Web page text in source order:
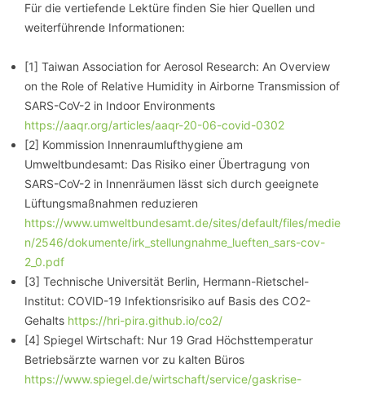
Für die vertiefende Lektüre finden Sie hier Quellen und
weiterführende Informationen:
[1] Taiwan Association for Aerosol Research: An Overview
on the Role of Relative Humidity in Airborne Transmission of
SARS-CoV-2 in Indoor Environments
https://aaqr.org/articles/aaqr-20-06-covid-0302
[2] Kommission Innenraumlufthygiene am
Umweltbundesamt: Das Risiko einer Übertragung von
SARS-CoV-2 in Innenräumen lässt sich durch geeignete
Lüftungsmaßnahmen reduzieren
https://www.umweltbundesamt.de/sites/default/files/medie
n/2546/dokumente/irk_stellungnahme_lueften_sars-cov-
2_0.pdf
[3] Technische Universität Berlin, Hermann-Rietschel-
Institut: COVID-19 Infektionsrisiko auf Basis des CO2-
Gehalts https://hri-pira.github.io/co2/
[4] Spiegel Wirtschaft: Nur 19 Grad Höchsttemperatur
Betriebsärzte warnen vor zu kalten Büros
https://www.spiegel.de/wirtschaft/service/gaskrise-